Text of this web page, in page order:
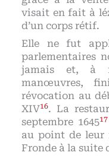
visait en fait à
d’un corps rétif.
Elle ne fut
parlementaires
jamais et, à
manœuvres,
révocation au
XIV16. La
septembre 164517
au point de leur
Fronde à la suite